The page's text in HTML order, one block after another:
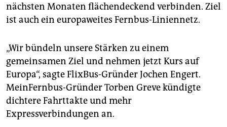
genossenschaft
nächsten Monaten flächendeckend verbinden. Ziel
ist auch ein europaweites Fernbus-Liniennetz.
„Wir bündeln unsere Stärken zu einem
gemeinsamen Ziel und nehmen jetzt Kurs auf
Europa“, sagte FlixBus-Gründer Jochen Engert.
MeinFernbus-Gründer Torben Greve kündigte
dichtere Fahrttakte und mehr
Expressverbindungen an.